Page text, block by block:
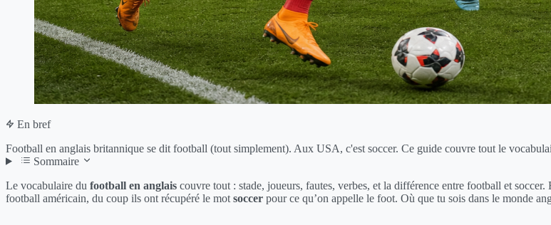
En bref
Football en anglais britannique se dit football (tout simplement). Aux USA, c'est soccer. Ce guide couvre tout le
Sommaire
Le vocabulaire du football en anglais couvre tout : stade, joueurs, fautes, verbes, et la différence entre football et
football américain, du coup ils ont récupéré le mot soccer pour ce qu’on appelle le foot. Où que tu sois dans le monde